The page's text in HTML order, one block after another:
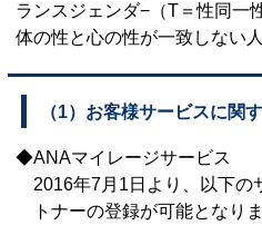
ランスジェンダ−（T＝性同一
体の性と心の性が一致しない
（1）お客様サービスに関
◆ANAマイレージサービス
2016年7月1日より、以下の
トナーの登録が可能となりま